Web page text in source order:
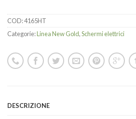
COD:4165HT
Categorie:Linea New Gold,Schermi elettrici
DESCRIZIONE